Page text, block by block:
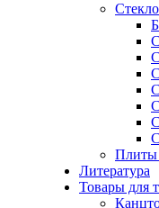
Плиты
Литература
Товары для